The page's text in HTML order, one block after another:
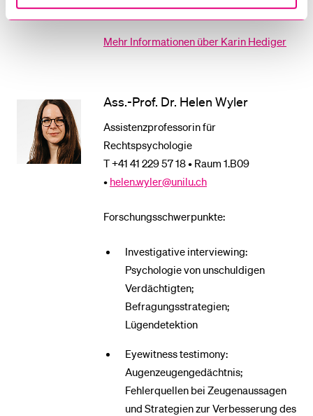
Mehr Informationen über Karin Hediger
Ass.-Prof. Dr. Helen Wyler
Assistenzprofessorin für
Rechtspsychologie
T +41 41 229 57 18 • Raum 1.B09
• helen.wyler@unilu.ch
Forschungsschwerpunkte:
Investigative interviewing:
Psychologie von unschuldigen
Verdächtigten;
Befragungsstrategien;
Lügendetektion
Eyewitness testimony:
Augenzeugengedächtnis;
Fehlerquellen bei Zeugenaussagen
und Strategien zur Verbesserung des